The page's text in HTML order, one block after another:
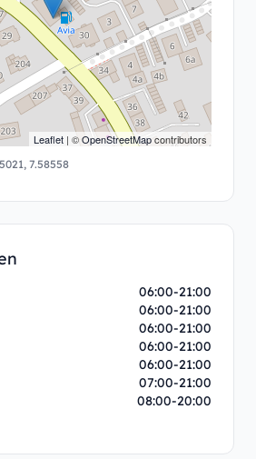
Leaflet | ©OpenStreetMapcontributors
, 7.58558
06:00-21:00
06:00-21:00
06:00-21:00
06:00-21:00
06:00-21:00
07:00-21:00
08:00-20:00